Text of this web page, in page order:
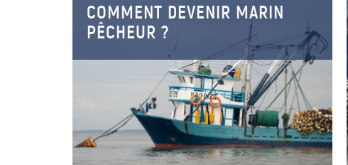
COMMENT DEVENIR MARIN
PÊCHEUR ?